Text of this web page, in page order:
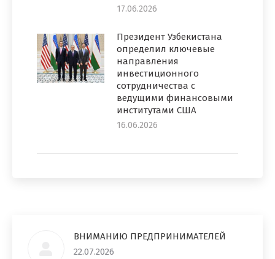
17.06.2026
Президент Узбекистана
определил ключевые
направления
инвестиционного
сотрудничества с
ведущими финансовыми
институтами США
16.06.2026
ВНИМАНИЮ ПРЕДПРИНИМАТЕЛЕЙ
22.07.2026